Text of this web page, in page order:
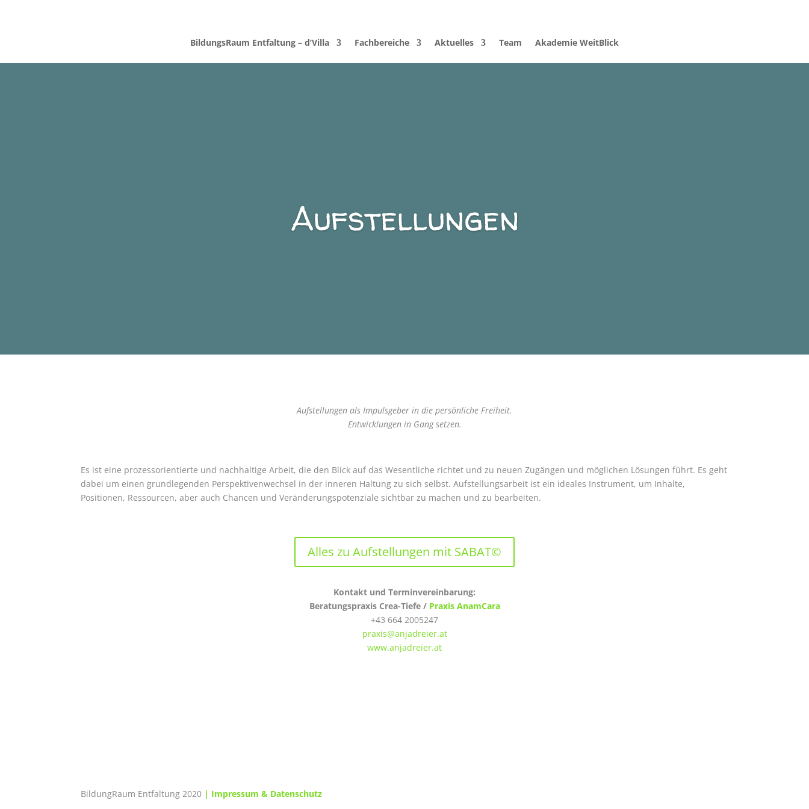
BildungsRaum Entfaltung – d’Villa Fachbereiche Aktuelles Team Akademie WeitBlick
Aufstellungen
Aufstellungen als Impulsgeber in die persönliche Freiheit.
Entwicklungen in Gang setzen.
Es ist eine prozessorientierte und nachhaltige Arbeit, die den Blick auf das Wesentliche richtet und zu neuen Zugängen und möglichen Lösungen führt. Es geht
dabei um einen grundlegenden Perspektivenwechsel in der inneren Haltung zu sich selbst. Aufstellungsarbeit ist ein ideales Instrument, um Inhalte,
Positionen, Ressourcen, aber auch Chancen und Veränderungspotenziale sichtbar zu machen und zu bearbeiten.
Alles zu Aufstellungen mit SABAT©
Kontakt und Terminvereinbarung:
Beratungspraxis Crea-Tiefe / Praxis AnamCara
+43 664 2005247
praxis@anjadreier.at
www.anjadreier.at
BildungRaum Entfaltung 2020 | Impressum & Datenschutz